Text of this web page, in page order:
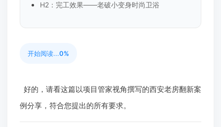
H2：完工效果——老破小变身时尚卫浴
开始阅读...0%
好的，请看这篇以项目管家视角撰写的西安老房翻新案
例分享，符合您提出的所有要求。